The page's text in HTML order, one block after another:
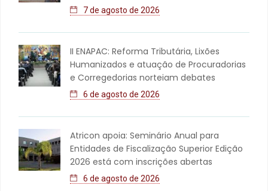
7 de agosto de 2026
II ENAPAC: Reforma Tributária, Lixões
Humanizados e atuação de Procuradorias
e Corregedorias norteiam debates
6 de agosto de 2026
Atricon apoia: Seminário Anual para
Entidades de Fiscalização Superior Edição
2026 está com inscrições abertas
6 de agosto de 2026